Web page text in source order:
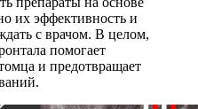
их эффективность и
с врачом. В целом,
помогает
и предотвращает